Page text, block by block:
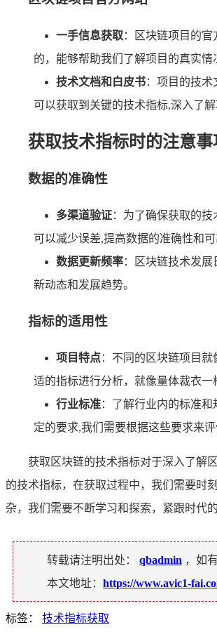
一手信息获取：区块链项目的
的，能够帮助我们了解项目的真实
技术文档和白皮书：项目的技
可以获取到关键的技术指标,深入了
获取技术指标时的注意事
数据的准确性
多渠道验证：为了确保获取的
可以减少误差,提高数据的准确性和可
数据更新频率：区块链技术发
新动态和发展趋势。
指标的适用性
项目特点：不同的区块链项目
适的指标进行分析，就像量体裁衣一
行业标准：了解行业内的标准
定的要求,我们需要根据这些要求来
获取区块链的技术指标对于深入了解
的技术指标，在获取过程中，我们需要时
杂，我们需要不断学习和探索，紧跟时代
转载请注明出处： qbadmin ，如
本文地址： https://www.avic1-
标签： 技术指标获取